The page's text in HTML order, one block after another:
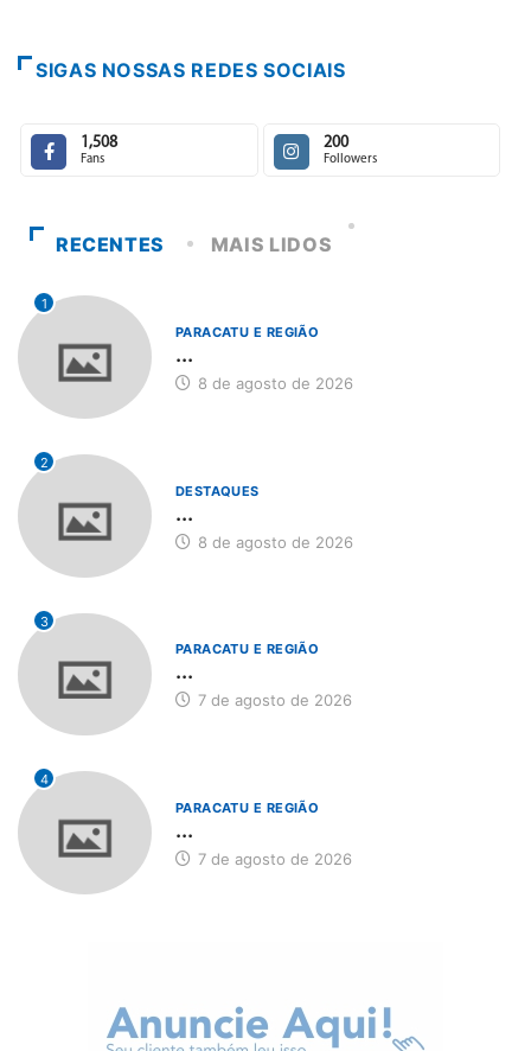
SIGAS NOSSAS REDES SOCIAIS
1,508
Fans
200
Followers
RECENTES MAIS LIDOS
1
PARACATU E REGIÃO
...
8 de agosto de 2026
2
DESTAQUES
...
8 de agosto de 2026
3
PARACATU E REGIÃO
...
7 de agosto de 2026
4
PARACATU E REGIÃO
...
7 de agosto de 2026